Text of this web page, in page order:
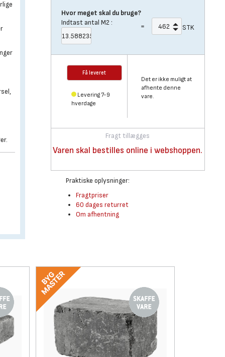
Hvor meget skal du bruge?
Indtast antal M2 : = STK
Få leveret
Levering 7-9
hverdage
Det er ikke muligt at
afhente denne
vare.
Fragt tillægges
Varen skal bestilles online i webshoppen.
Praktiske oplysninger:
Fragtpriser
60 dages returret
Om afhentning